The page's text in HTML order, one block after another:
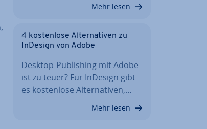
Mehr lesen
4 kos­ten­lo­se Al­ter­na­ti­ven zu
InDesign von Adobe
Desktop-Pu­bli­shing mit Adobe
ist zu teuer? Für InDesign gibt
es kos­ten­lo­se Al­ter­na­ti­ven,…
Mehr lesen